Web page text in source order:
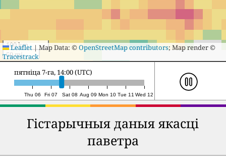
100 km
50 mi
Leaflet|Map Data: ©OpenStreetMap contributors; Map render ©
Tracestrack
Thu 06 Fri 07 Sat 08 Aug 09 Mon 10 Tue 11 Wed 12
субота 8-га, 13:00 (UTC)
Гістарычныя даныя якасці
паветра